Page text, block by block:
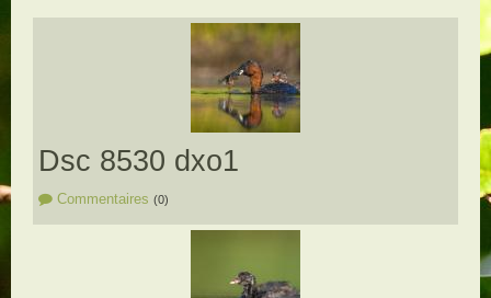
Dsc 8530 dxo1
Commentaires (0)